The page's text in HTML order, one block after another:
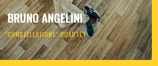
BRUNO ANGELINI
"CONSTELLATIONS" QUARTET
samedi26sept2026- 20h30- Le Triton